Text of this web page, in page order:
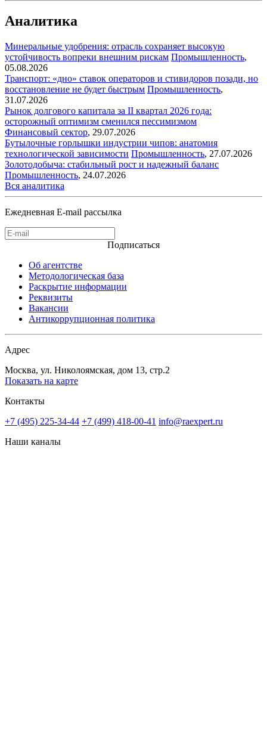
Аналитика
Минеральные удобрения: отрасль сохраняет высокую
устойчивость вопреки внешним рискам Промышленность,
05.08.2026
Транспорт: «дно» ставок операторов и стивидоров позади, но
восстановление не будет быстрым Промышленность,
31.07.2026
Рынок долгового капитала за II квартал 2026 года:
осторожный оптимизм сменился пессимизмом
Финансовый сектор, 29.07.2026
Бутылочные горлышки индустрии чипов: анатомия
технологической зависимости Промышленность, 27.07.2026
Золотодобыча: стабильный рост и надежный баланс
Промышленность, 24.07.2026
Вся аналитика
Ежедневная E-mail рассылка
Подписаться
Об агентстве
Методологическая база
Раскрытие информации
Реквизиты
Вакансии
Антикоррупционная политика
Адрес
Москва, ул. Николоямская, дом 13, стр.2
Показать на карте
Контакты
+7 (495) 225-34-44 +7 (499) 418-00-41 info@raexpert.ru
Наши каналы